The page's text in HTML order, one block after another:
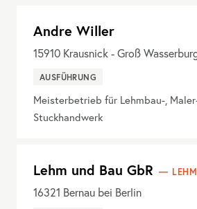
Andre Willer
15910 Krausnick - Groß
AUSFÜHRUNG
Meisterbetrieb für Lehmbau-,
Stuckhandwerk
Lehm und Bau GbR
16321 Bernau bei Berlin